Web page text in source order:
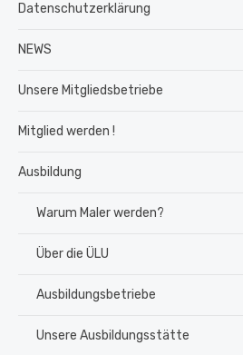
Datenschutzerklärung
NEWS
Unsere Mitgliedsbetriebe
Mitglied werden !
Ausbildung
Warum Maler werden?
Über die ÜLU
Ausbildungsbetriebe
Unsere Ausbildungsstätte